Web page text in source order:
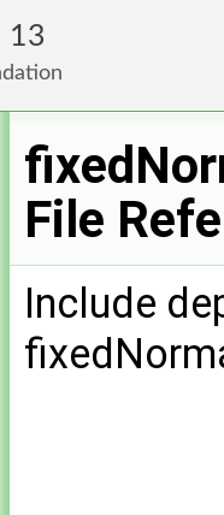
13
Foundation
File
Include